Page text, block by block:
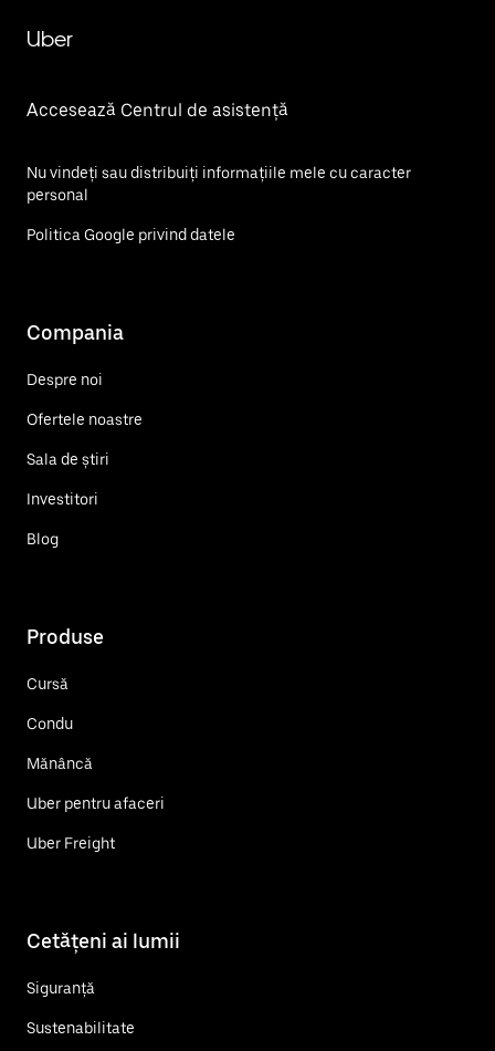
Uber
Accesează Centrul de asistență
Nu vindeți sau distribuiți informațiile mele cu caracter
personal
Politica Google privind datele
Compania
Despre noi
Ofertele noastre
Sala de știri
Investitori
Blog
Produse
Cursă
Condu
Mănâncă
Uber pentru afaceri
Uber Freight
Cetățeni ai lumii
Siguranță
Sustenabilitate